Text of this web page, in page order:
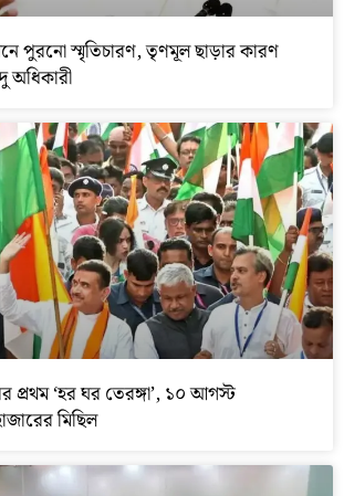
পুরনো স্মৃতিচারণ, তৃণমূল ছাড়ার কারণ
অধিকারী
প্রথম ‘হর ঘর তেরঙ্গা’, ১০ আগস্ট
মিছিল